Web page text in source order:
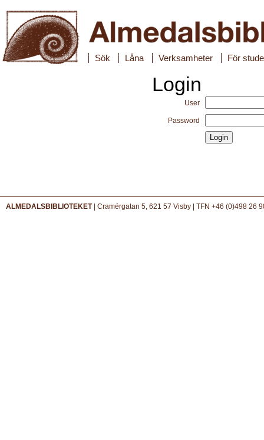
Sök Låna Verksamheter För
Login
User
Password
ALMEDALSBIBLIOTEKET| Cramérgatan 5, 621 57 Visby | TFN +46 (0)498 26